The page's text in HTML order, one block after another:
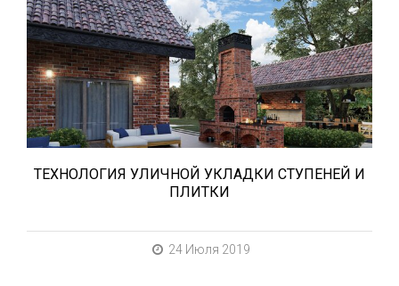
нужно учесть при выборе и укладке
уличных облицовочных материалов
(ступени и плитка).
ТЕХНОЛОГИЯ УЛИЧНОЙ УКЛАДКИ СТУПЕНЕЙ И
ПЛИТКИ
24 Июля 2019